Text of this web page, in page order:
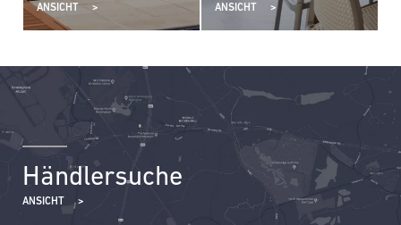
ANSICHT ANSICHT
Händlersuche
ANSICHT